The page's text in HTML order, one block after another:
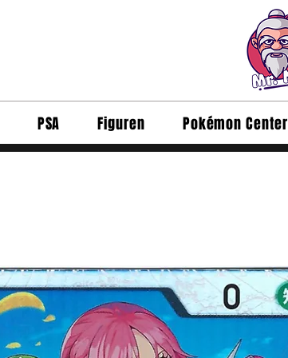
PSA Figuren Pokémon Center